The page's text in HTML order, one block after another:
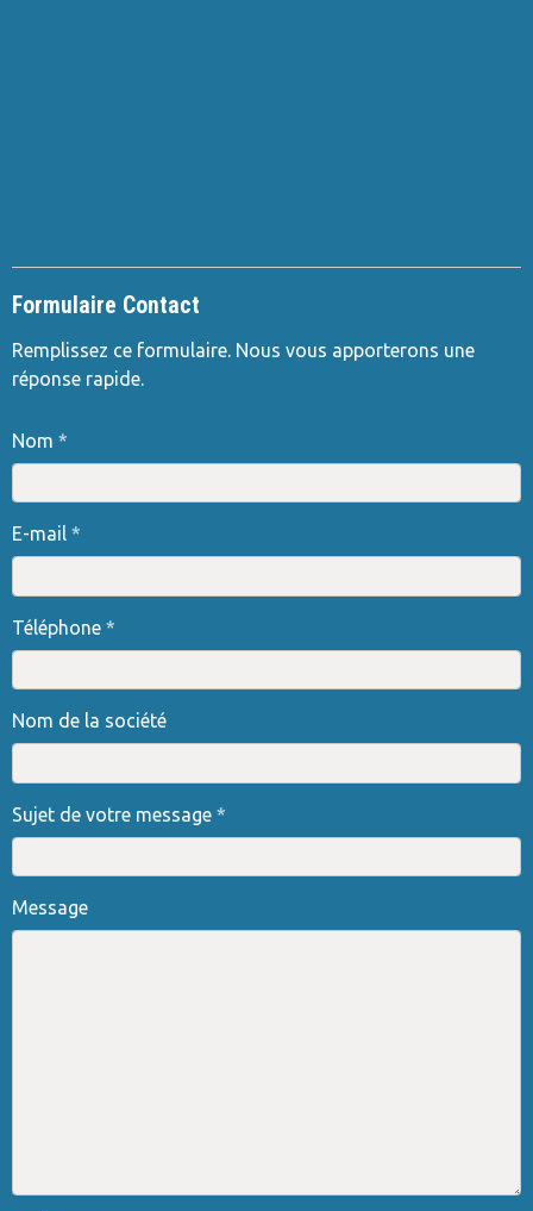
Formulaire Contact
Remplissez ce formulaire. Nous vous apporterons une
réponse rapide.
Nom
E-mail
Téléphone
Nom de la société
Sujet de votre message
Message